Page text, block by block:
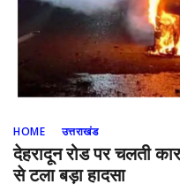
HOME उत्तराखंड
देहरादून रोड पर चलती
से टला बड़ा हादसा